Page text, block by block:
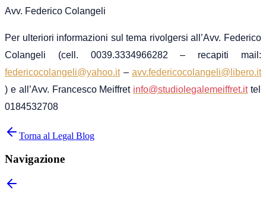
Avv. Federico Colangeli
Per ulteriori informazioni sul tema rivolgersi all’Avv. Federico
Colangeli (cell. 0039.3334966282 – recapiti mail:
federicocolangeli@yahoo.it– avv.federicocolangeli@libero.it
) e all’Avv. Francesco Meiffret info@studiolegalemeiffret.it tel
0184532708
Torna al Legal Blog
Navigazione